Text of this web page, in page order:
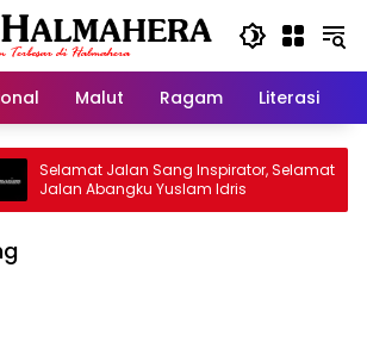
Malut Ragam Literasi
Selamat Jalan Sang Inspirator, Selamat
Abangku Yuslam Idris